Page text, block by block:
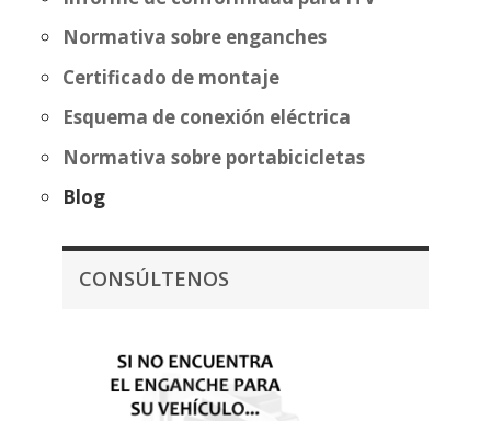
Normativa sobre enganches
Certificado de montaje
Esquema de conexión eléctrica
Normativa sobre portabicicletas
Blog
CONSÚLTENOS